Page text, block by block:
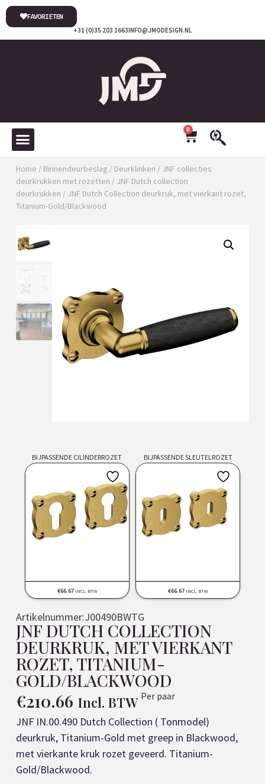
INFO@JMODESIGN.NL
+31 (0)35 203 1663
FAVORIETEN
0
Home / Binnendeurbeslag / Deurklinken / JNF collecties
deurkrukken met rozetten / JNF Dutch collection
deurkrukken / JNF Dutch Collection deurkruk, met vierkant rozet,
Titanium-Gold/Blackwood
BIJPASSENDE CILINDERROZET
€66.67 INCL. BTW
BIJPASSENDE SLEUTELROZET
€66.67 INCL. BTW
Artikelnummer:J00490BWTG
JNF DUTCH COLLECTION
DEURKRUK, MET VIERKANT
ROZET, TITANIUM-
GOLD/BLACKWOOD
€210.66 Incl. BTW Per paar
JNF IN.00.490 Dutch Collection ( Tonmodel)
deurkruk, Titanium-Gold met greep in Blackwood,
met vierkante kruk rozet geveerd. Titanium-
Gold/Blackwood.